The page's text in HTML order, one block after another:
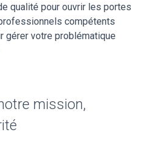
qualité pour ouvrir les portes
compétents
gérer votre problématique
mission,